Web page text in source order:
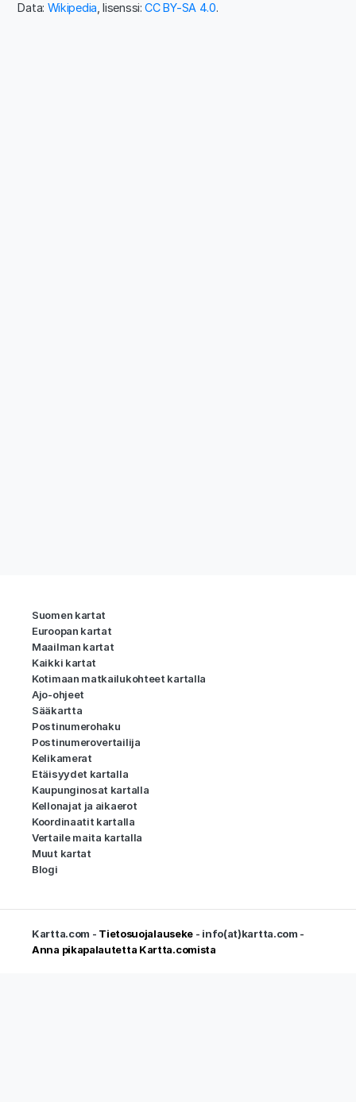
Data: Wikipedia , lisenssi:CC BY-SA 4.0.
Suomen kartat
Euroopan kartat
Maailman kartat
Kaikki kartat
Kotimaan matkailukohteet kartalla
Ajo-ohjeet
Sääkartta
Postinumerohaku
Postinumerovertailija
Kelikamerat
Etäisyydet kartalla
Kaupunginosat kartalla
Kellonajat ja aikaerot
Koordinaatit kartalla
Vertaile maita kartalla
Muut kartat
Blogi
Kartta.com - Tietosuojalauseke - info(at)kartta.com -
Anna pikapalautetta Kartta.comista